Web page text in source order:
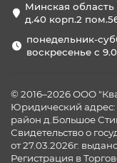
Минская
д.40 корп.2
понедельник-
воскресенье с
© 2016–2026 ООО
Юридический
район д.Большое
Свидетельство о
от 27.03.2026г.
Регистрация в